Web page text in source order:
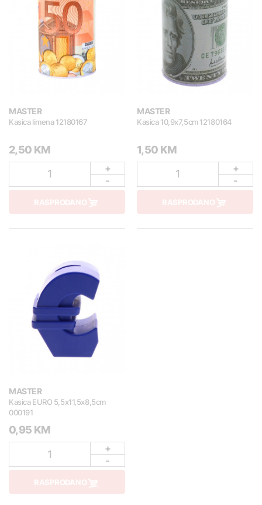
MASTER
Kasica limena 12180167
2,50 KM
1
+
-
RASPRODANO
MASTER
Kasica 10,9x7,5cm 12180164
1,50 KM
1
+
-
RASPRODANO
MASTER
Kasica EURO 5,5x11,5x8,5cm
000191
0,95 KM
1
+
-
RASPRODANO